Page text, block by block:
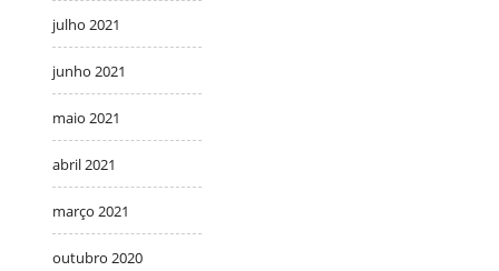
julho 2021
junho 2021
maio 2021
abril 2021
março 2021
outubro 2020